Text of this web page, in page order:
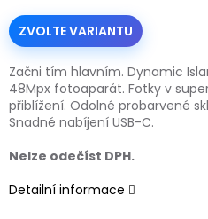
ZVOLTE VARIANTU
Začni tím hlavním. Dynamic
48Mpx fotoaparát. Fotky v
přiblížení. Odolné probarvené
Snadné nabíjení USB-C.
Nelze odečíst DPH.
Detailní informace